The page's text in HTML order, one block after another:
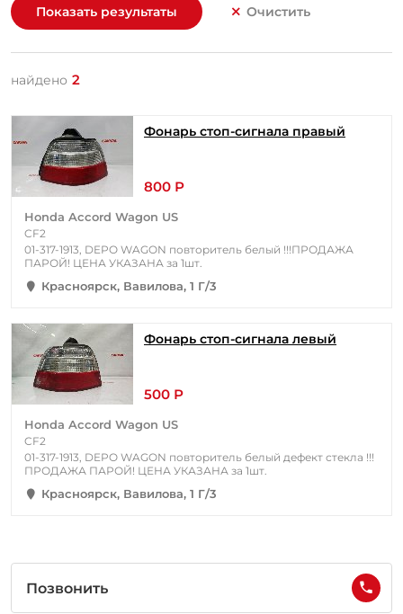
Показать результаты Очистить
найдено 2
Фонарь стоп-сигнала правый
800 Р
Honda Accord Wagon US
CF2
01-317-1913, DEPO WAGON повторитель белый !!!ПРОДАЖА
ПАРОЙ! ЦЕНА УКАЗАНА за 1шт.
Красноярск, Вавилова, 1 Г/3
Фонарь стоп-сигнала левый
500 Р
Honda Accord Wagon US
CF2
01-317-1913, DEPO WAGON повторитель белый дефект стекла !!!
ПРОДАЖА ПАРОЙ! ЦЕНА УКАЗАНА за 1шт.
Красноярск, Вавилова, 1 Г/3
Позвонить